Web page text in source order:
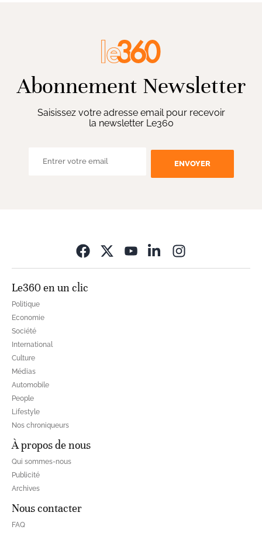
Abonnement Newsletter
Saisissez votre adresse email pour recevoir
la newsletter Le360
ENVOYER
Le360 en un clic
Politique
Economie
Société
International
Culture
Médias
Automobile
People
Lifestyle
Nos chroniqueurs
À propos de nous
Qui sommes-nous
Publicité
Archives
Nous contacter
FAQ